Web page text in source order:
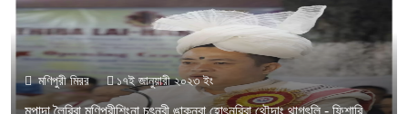
মণিপুরী মিরর ১৭ই জানুয়ারী ২০২৩ ইং
মপান্দা লৈরিবা মণিপুরীশিংনা চৎনবী ঙাক্নবা হোৎনরিবা থৌদাং থাগৎলি - ফিশারি